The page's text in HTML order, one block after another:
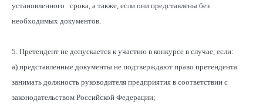
установленного срока, а также, если они представлены без
необходимых документов.
5. Претендент не допускается к участию в конкурсе в случае, если:
а) представленные документы не подтверждают право претендента
занимать должность руководителя предприятия в соответствии с
законодательством Российской Федерации;